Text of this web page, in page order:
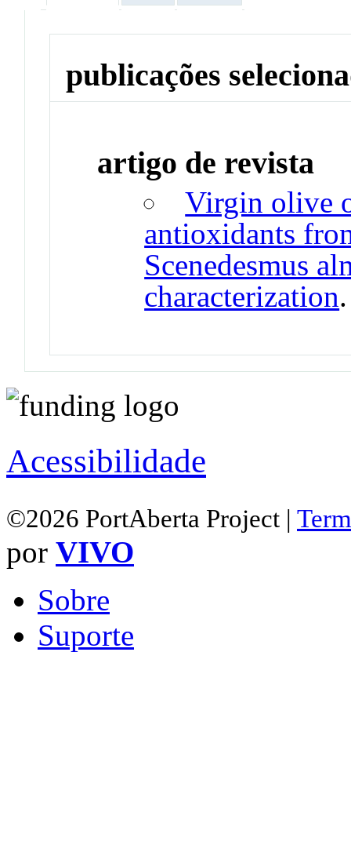
publicações
artigo de revista
Virgin olive
antioxidants
Scenedesmus
characterization
Acessibilidade
©2026 PortAberta Project |
por VIVO
Sobre
Suporte